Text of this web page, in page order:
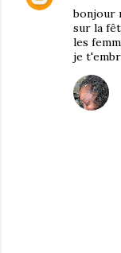
bonjour
sur la
les
je